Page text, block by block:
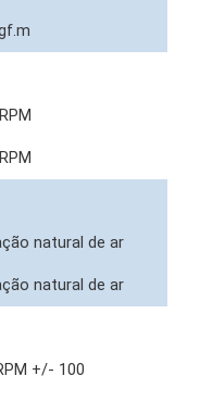
natural de ar
natural de ar
+/- 100